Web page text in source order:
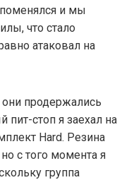
и мы
что стало
атаковал на
продержались
пит-стоп я заехал на
Hard. Резина
с того момента я
группа